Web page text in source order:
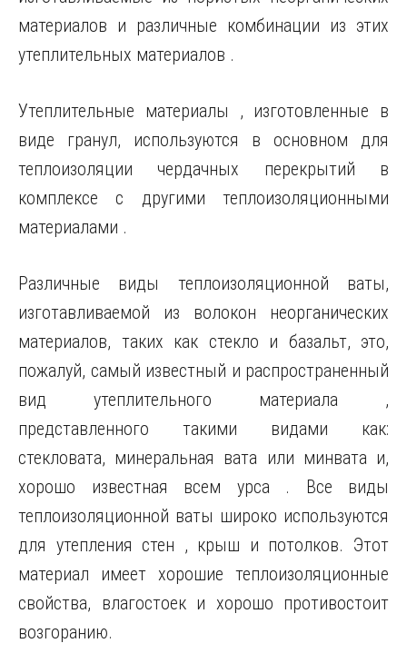
материалов и различные комбинации из этих
утеплительных материалов .
Утеплительные материалы , изготовленные в
виде гранул, используются в основном для
теплоизоляции чердачных перекрытий в
комплексе с другими теплоизоляционными
материалами .
Различные виды теплоизоляционной ваты,
изготавливаемой из волокон неорганических
материалов, таких как стекло и базальт, это,
пожалуй, самый известный и распространенный
вид утеплительного материала ,
представленного такими видами как:
стекловата, минеральная вата или минвата и,
хорошо известная всем урса . Все виды
теплоизоляционной ваты широко используются
для утепления стен , крыш и потолков. Этот
материал имеет хорошие теплоизоляционные
свойства, влагостоек и хорошо противостоит
возгоранию.